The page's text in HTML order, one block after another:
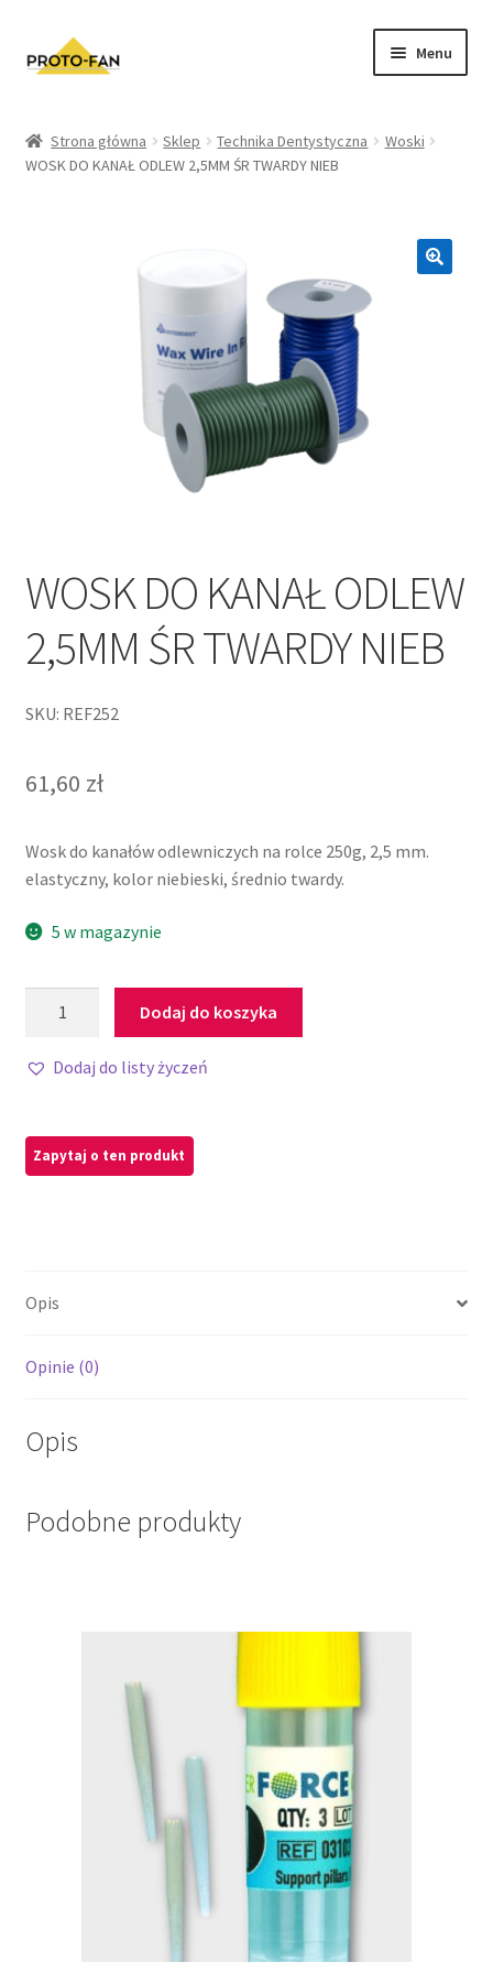
Menu
Kursy Stomatologiczne
Zwroty i Reklamacje
Polityka prywatności
Strona główna Sklep Technika Dentystyczna
Woski
WOSK DO KANAŁ ODLEW 2,5MM ŚR TWARDY NIEB
WOSK DO KANAŁ ODLEW
2,5MM ŚR TWARDY NIEB
SKU: REF252
61,60 zł
Wosk do kanałów odlewniczych na rolce 250g, 2,5 mm.
elastyczny, kolor niebieski, średnio twardy.
5 w magazynie
Dodaj do koszyka
Dodaj do listy życzeń
Opis
Opinie (0)
Opis
Podobne produkty